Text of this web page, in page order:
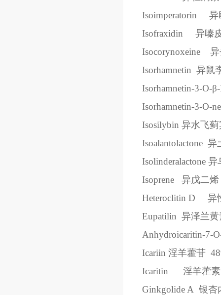
Isoimperatorin
异
Isofraxidin
异嗪
Isocorynoxeine
Isorhamnetin 异鼠
Isorhamnetin-3-O-β
Isorhamnetin-3-O-
Isosilybin 异水飞蓟
Isoalantolactone 异
Isolinderalactone 异
Isoprene
异戊二烯
Heteroclitin D
异
Eupatilin 异泽兰黄
Anhydroicaritin-7-
Icariin 淫羊藿苷
Icaritin
淫羊藿素
Ginkgolide A 银杏